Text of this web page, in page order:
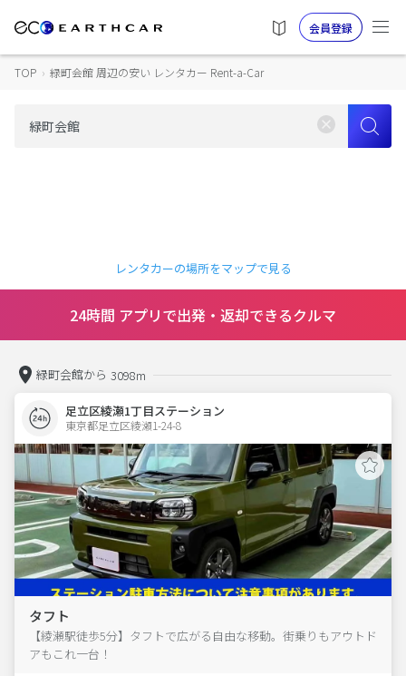
会員登録
TOP › 緑町会館 周辺の安い レンタカー Rent-a-Car
レンタカーの場所をマップで見る
24時間 アプリで出発・返却できるクルマ
緑町会館から 3098m
足立区綾瀬1丁目ステーション
東京都足立区綾瀬1-24-8
タフト
【綾瀬駅徒歩5分】タフトで広がる自由な移動。街乗りもアウトド
アもこれ一台！